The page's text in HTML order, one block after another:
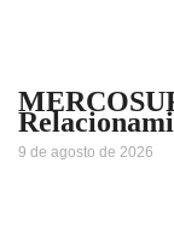
9 de agosto de 2026